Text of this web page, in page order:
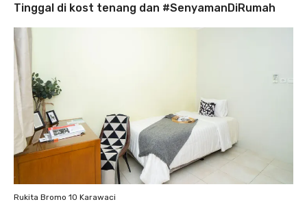
Tinggal di kost tenang dan #SenyamanDiRumah
Rukita Bromo 10 Karawaci